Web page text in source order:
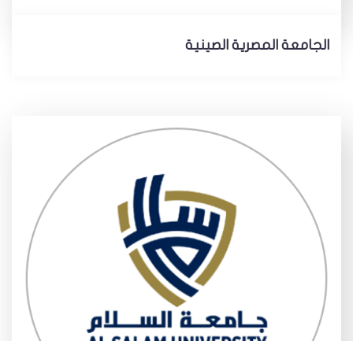
الجامعة المصرية الصينية